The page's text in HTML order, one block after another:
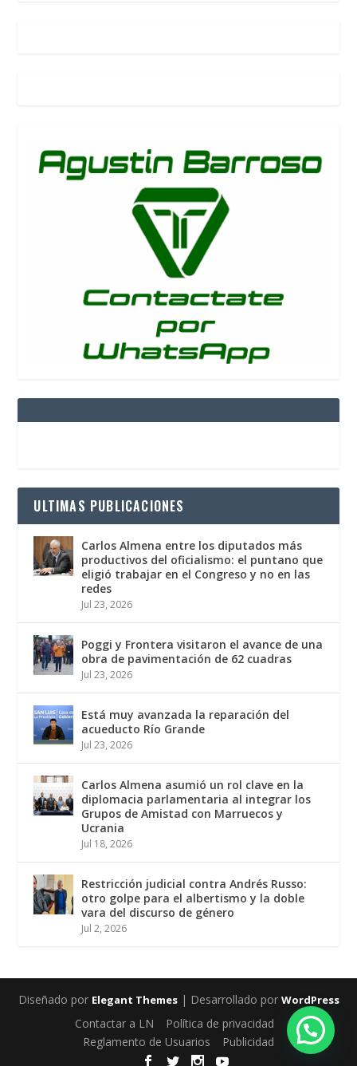
ULTIMAS PUBLICACIONES
Carlos Almena entre los diputados más
productivos del oficialismo: el puntano que
eligió trabajar en el Congreso y no en las
redes
Jul 23, 2026
Poggi y Frontera visitaron el avance de una
obra de pavimentación de 62 cuadras
Jul 23, 2026
Está muy avanzada la reparación del
acueducto Río Grande
Jul 23, 2026
Carlos Almena asumió un rol clave en la
diplomacia parlamentaria al integrar los
Grupos de Amistad con Marruecos y
Ucrania
Jul 18, 2026
Restricción judicial contra Andrés Russo:
otro golpe para el albertismo y la doble
vara del discurso de género
Jul 2, 2026
Diseñado por Elegant Themes| Desarrollado por WordPress
Contactar a LN
Política de privacidad
Reglamento de Usuarios
Publicidad